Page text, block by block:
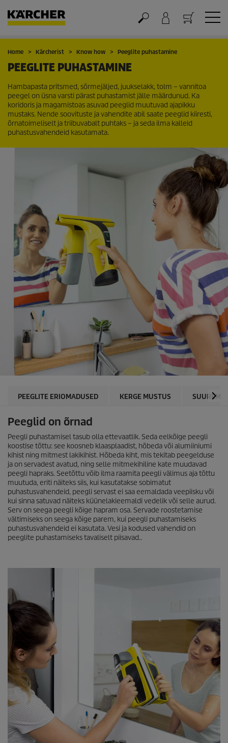
Ostukorv
Home Kärcherist Know how Peeglite puhastamine
PEEGLITE PUHASTAMINE
Hambapasta pritsmed, sõrmejäljed, juukselakk, tolm – vannitoa
peegel on üsna varsti pärast puhastamist jälle määrdunud. Ka
koridoris ja magamistoas asuvad peeglid muutuvad ajapikku
mustaks. Nende soovituste ja vahendite abil saate peeglid kiiresti,
õrnatoimeliselt ja triibuvabalt puhtaks – ja seda ilma kalleid
puhastusvahendeid kasutamata.
PEEGLITE ERIOMADUSED KERGE MUSTUS SUUREM
Peeglid on õrnad
Peegli puhastamisel tasub olla ettevaatlik. Seda eelkõige peegli
koostise tõttu: see koosneb klaasplaadist, hõbeda või alumiiniumi
kihist ning mitmest lakikihist. Hõbeda kiht, mis tekitab peegelduse
ja on servadest avatud, ning selle mitmekihiline kate muudavad
peegli hapraks. Seetõttu võib ilma raamita peegli välimus aja tõttu
muutuda, eriti näiteks siis, kui kasutatakse sobimatut
puhastusvahendeid, peegli servast ei saa eemaldada veepiisku või
kui sinna satuvad näiteks küünelakieemaldi vedelik või selle aurud.
Serv on seega peegli kõige hapram osa. Servade roostetamise
vältimiseks on seega kõige parem, kui peegli puhastamiseks
puhastusvahendeid ei kasutata. Vesi ja kodused vahendid on
peeglite puhastamiseks tavaliselt piisavad..